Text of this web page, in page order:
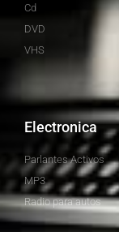
Cd
DVD
VHS
Electronica
Parlantes Activos
MP3
Radio para autos